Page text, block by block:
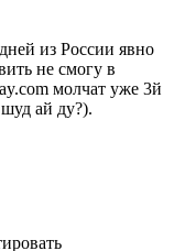
из России явно
не смогу в
молчат уже 3й
ай ду?).